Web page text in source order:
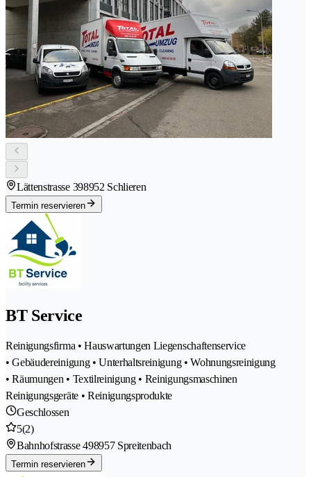
Lättenstrasse 398952 Schlieren
Termin reservieren
BT Service
Reinigungsfirma • Hauswartungen Liegenschaftenservice
• Gebäudereinigung • Unterhaltsreinigung • Wohnungsreinigung
• Räumungen • Textilreinigung • Reinigungsmaschinen
Reinigungsgeräte • Reinigungsprodukte
Geschlossen
5(2)
Bahnhofstrasse 498957 Spreitenbach
Termin reservieren